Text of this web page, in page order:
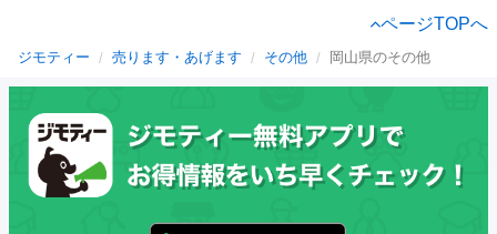
ページTOPへ
ジモティー 売ります・あげます その他 岡山県のその他